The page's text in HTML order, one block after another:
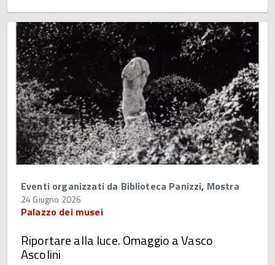
Eventi organizzati da Biblioteca Panizzi, Mostra
24 Giugno 2026
Palazzo dei musei
Riportare alla luce. Omaggio a Vasco
Ascolini